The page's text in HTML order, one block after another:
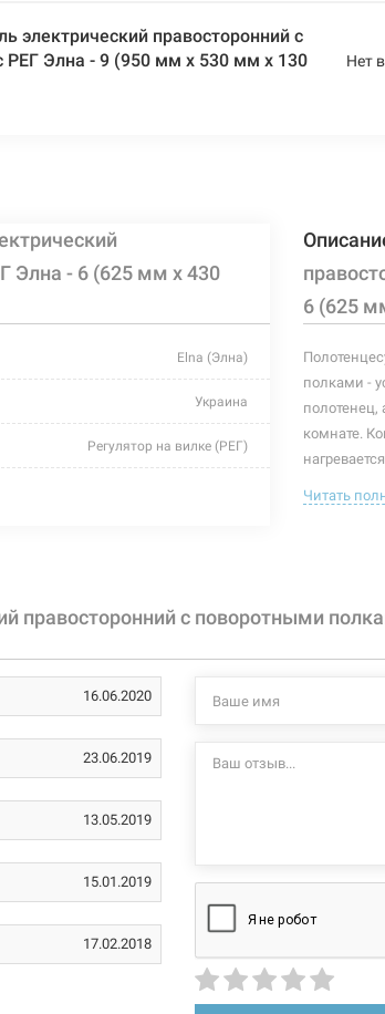
электрический правосторонний с
Элна - 9 (950 мм х 530 мм х 130
Нет
Элна - 6 (625 мм х 430
Elna (Элна)
Украина
Регулятор на вилке (РЕГ)
625 мм
стационарный
правосторонний
нержавеющая сталь
6 (625
полками -
комнате.
правильно
Читать
правосторонний с поворотными
16.06.2020
23.06.2019
13.05.2019
15.01.2019
17.02.2018